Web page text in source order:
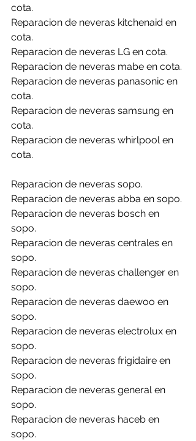
cota.
Reparacion de neveras kitchenaid en
cota.
Reparacion de neveras LG en cota.
Reparacion de neveras mabe en cota.
Reparacion de neveras panasonic en
cota.
Reparacion de neveras samsung en
cota.
Reparacion de neveras whirlpool en
cota.
Reparacion de neveras sopo.
Reparacion de neveras abba en sopo.
Reparacion de neveras bosch en
sopo.
Reparacion de neveras centrales en
sopo.
Reparacion de neveras challenger en
sopo.
Reparacion de neveras daewoo en
sopo.
Reparacion de neveras electrolux en
sopo.
Reparacion de neveras frigidaire en
sopo.
Reparacion de neveras general en
sopo.
Reparacion de neveras haceb en
sopo.